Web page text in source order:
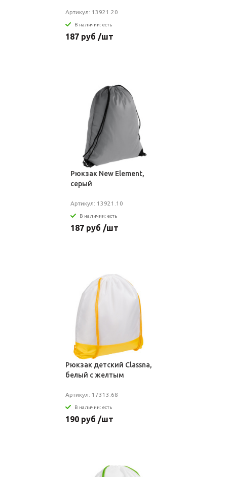
Артикул: 13921.20
В наличии: есть
187 руб /шт
Рюкзак New Element,
серый
Артикул: 13921.10
В наличии: есть
187 руб /шт
Рюкзак детский Classna,
белый с желтым
Артикул: 17313.68
В наличии: есть
190 руб /шт